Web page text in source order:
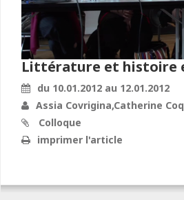
Littérature et histoire
du 10.01.2012 au 12.01.2012
Assia Covrigina,Catherine
Colloque
imprimer l'article